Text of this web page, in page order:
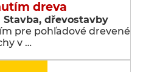
dreva
dřevostavby
pre pohľadové drevené
v …